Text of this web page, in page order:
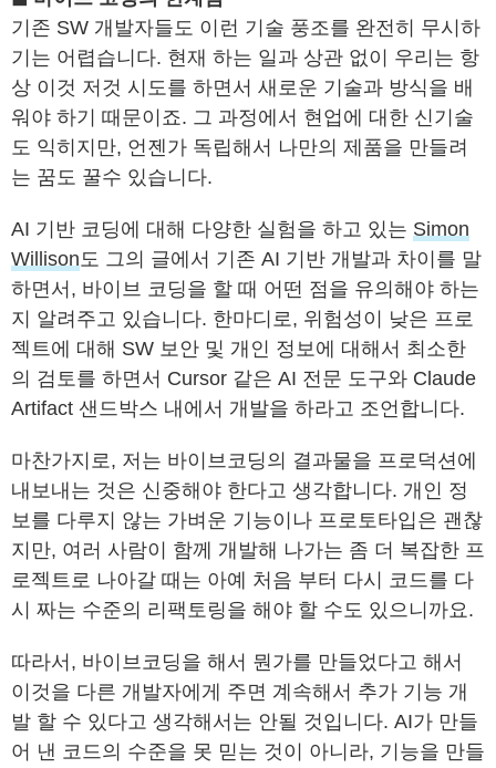
기존 SW 개발자들도 이런 기술 풍조를 완전히 무시하
기는 어렵습니다. 현재 하는 일과 상관 없이 우리는 항
상 이것 저것 시도를 하면서 새로운 기술과 방식을 배
워야 하기 때문이죠. 그 과정에서 현업에 대한 신기술
도 익히지만, 언젠가 독립해서 나만의 제품을 만들려
는 꿈도 꿀수 있습니다.
AI 기반 코딩에 대해 다양한 실험을 하고 있는 Simon
Willison 도 그의 글에서 기존 AI 기반 개발과 차이를 말
하면서, 바이브 코딩을 할 때 어떤 점을 유의해야 하는
지 알려주고 있습니다. 한마디로, 위험성이 낮은 프로
젝트에 대해 SW 보안 및 개인 정보에 대해서 최소한
의 검토를 하면서 Cursor 같은 AI 전문 도구와 Claude
Artifact 샌드박스 내에서 개발을 하라고 조언합니다.
마찬가지로, 저는 바이브코딩의 결과물을 프로덕션에
내보내는 것은 신중해야 한다고 생각합니다. 개인 정
보를 다루지 않는 가벼운 기능이나 프로토타입은 괜찮
지만, 여러 사람이 함께 개발해 나가는 좀 더 복잡한 프
로젝트로 나아갈 때는 아예 처음 부터 다시 코드를 다
시 짜는 수준의 리팩토링을 해야 할 수도 있으니까요.
따라서, 바이브코딩을 해서 뭔가를 만들었다고 해서
이것을 다른 개발자에게 주면 계속해서 추가 기능 개
발 할 수 있다고 생각해서는 안될 것입니다. AI가 만들
어 낸 코드의 수준을 못 믿는 것이 아니라, 기능을 만들